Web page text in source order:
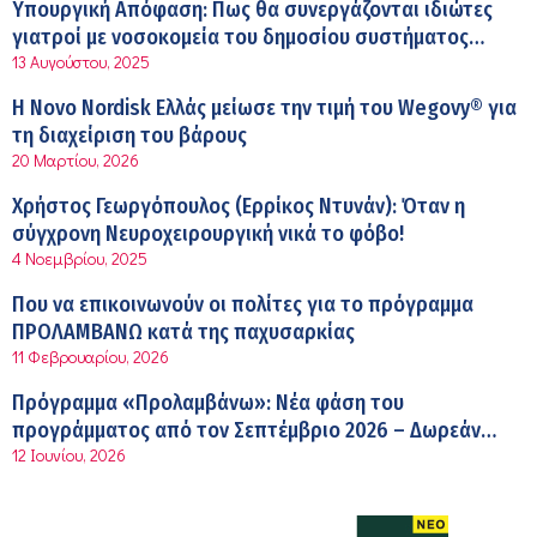
εφοδιαστικής αλυσίδας των φαρμάκων στη διάρκεια
του καλοκαιριού
12:08 μμ
Μιχάλης Τάτσης, Insurance & Healthcare Analyst,
διευθυντής Επιχειρηματικής Ανάπτυξης Ομίλου HHG
11:54 πμ
Kavita Patel: Ένα στα πέντε καινοτόμα φάρμακα φτάνει
τελικά στην Ελλάδα
9:21 πμ
Υπάρχει τελικά «δίαιτα θυρεοειδούς»; Τι λέει η
επιστήμη για τη διατροφή και τα συμπληρώματα
7:38 πμ
Πυρκαγιά στη Δυτική Αττική: Οι κίνδυνοι για τη δημόσια
υγεία
7:16 πμ
την Τεχνητή Νοημοσύνη και την Ογκολογία
Υπουργική Απόφαση: Πως θα συνεργάζονται ιδιώτες
γιατροί με νοσοκομεία του δημοσίου συστήματος
υγείας
13 Αυγούστου, 2025
Η Novo Nordisk Ελλάς μείωσε την τιμή του Wegovy® για
τη διαχείριση του βάρους
20 Μαρτίου, 2026
Χρήστος Γεωργόπουλος (Ερρίκος Ντυνάν): Όταν η
σύγχρονη Νευροχειρουργική νικά το φόβο!
4 Νοεμβρίου, 2025
Που να επικοινωνούν οι πολίτες για το πρόγραμμα
ΠΡΟΛΑΜΒΑΝΩ κατά της παχυσαρκίας
11 Φεβρουαρίου, 2026
Πρόγραμμα «Προλαμβάνω»: Νέα φάση του
προγράμματος από τον Σεπτέμβριο 2026 – Δωρεάν
προληπτικές εξετάσεις έως το 2030
12 Ιουνίου, 2026